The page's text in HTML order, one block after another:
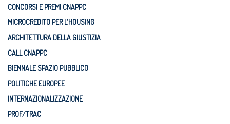
CONCORSI E PREMI CNAPPC
MICROCREDITO PER L'HOUSING
ARCHITETTURA DELLA GIUSTIZIA
CALL CNAPPC
BIENNALE SPAZIO PUBBLICO
POLITICHE EUROPEE
INTERNAZIONALIZZAZIONE
PROF/TRAC